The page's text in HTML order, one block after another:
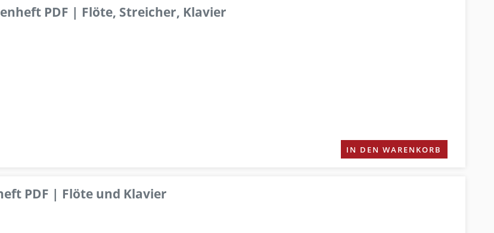
PDF | Flöte, Streicher, Klavier
IN DEN WARENKORB
PDF | Flöte und Klavier